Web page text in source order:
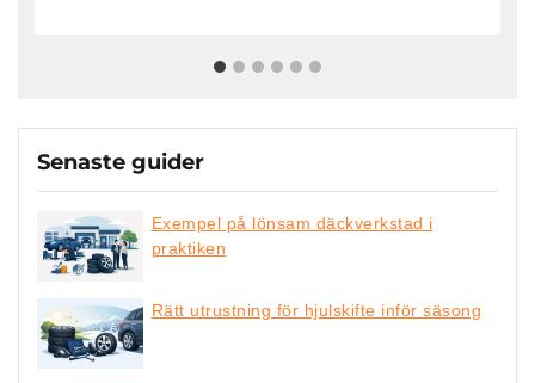
Senaste guider
Exempel på lönsam däckverkstad i
praktiken
Rätt utrustning för hjulskifte inför säsong